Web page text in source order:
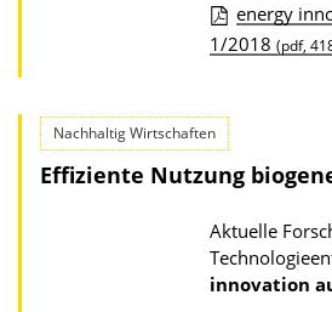
u
b
i
t
i
o
D
w
n
l
a
d
energy
1/2018 (pdf,
Nachhaltig Wirtschaften
Effiziente Nutzung
Aktuelle
innovation